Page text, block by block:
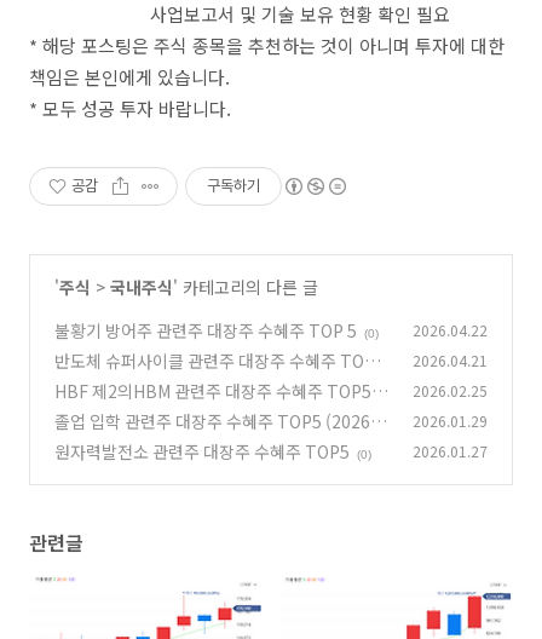
사업보고서 및 기술 보유 현황 확인 필요
* 해당 포스팅은 주식 종목을 추천하는 것이 아니며 투자에 대한
책임은 본인에게 있습니다.
* 모두 성공 투자 바랍니다.
공감 구독하기
'주식 > 국내주식' 카테고리의 다른 글
불황기 방어주 관련주 대장주 수혜주 TOP 5
(0) 2026.04.22
반도체 슈퍼사이클 관련주 대장주 수혜주 TOP5
(0)
2026.04.21
HBF 제2의HBM 관련주 대장주 수혜주 TOP5
(0)
2026.02.25
졸업 입학 관련주 대장주 수혜주 TOP5 (2026년
신학기 테마주 총정리)
(0)
2026.01.29
원자력발전소 관련주 대장주 수혜주 TOP5 (0) 2026.01.27
관련글